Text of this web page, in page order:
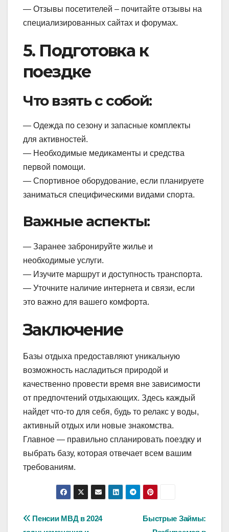
— Отзывы посетителей – почитайте отзывы на
специализированных сайтах и форумах.
5. Подготовка к
поездке
Что взять с собой:
— Одежда по сезону и запасные комплекты
для активностей.
— Необходимые медикаменты и средства
первой помощи.
— Спортивное оборудование, если планируете
заниматься специфическими видами спорта.
Важные аспекты:
— Заранее забронируйте жилье и
необходимые услуги.
— Изучите маршрут и доступность транспорта.
— Уточните наличие интернета и связи, если
это важно для вашего комфорта.
Заключение
Базы отдыха предоставляют уникальную
возможность насладиться природой и
качественно провести время вне зависимости
от предпочтений отдыхающих. Здесь каждый
найдет что-то для себя, будь то релакс у воды,
активный отдых или новые знакомства.
Главное — правильно спланировать поездку и
выбрать базу, которая отвечает всем вашим
требованиям.
Навигация
Быстрые Займы:
Пенсии МВД в 2024